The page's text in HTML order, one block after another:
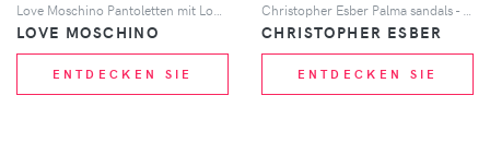
Love Moschino Pantoletten mit Logo - Blau
LOVE MOSCHINO
ENTDECKEN SIE
Christopher Esber Palma sandals - Schwarz
CHRISTOPHER ESBER
ENTDECKEN SIE